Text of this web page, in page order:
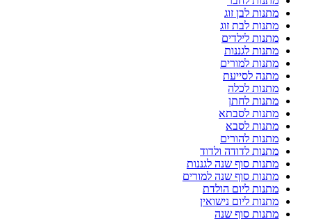
מתנות לבן זוג
מתנות לבת זוג
מתנות לילדים
מתנות לגננות
מתנות למורים
מתנה לסייעת
מתנות לכלה
מתנות לחתן
מתנות לסבתא
מתנות לסבא
מתנות להורים
מתנות לדודה ולדוד
מתנות סוף שנה לגננות
מתנות סוף שנה למורים
מתנות ליום הולדת
מתנות ליום נישואין
מתנות סוף שנה